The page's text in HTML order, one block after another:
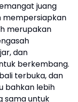
juang
mempersiapkan
merupakan
dan
berkembang.
terbuka, dan
bahkan lebih
sama untuk